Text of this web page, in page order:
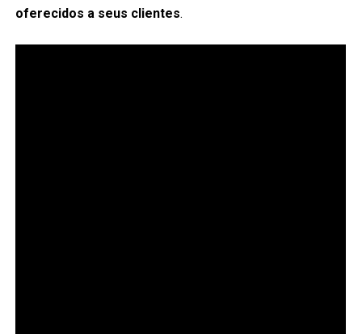
oferecidos a seus clientes.